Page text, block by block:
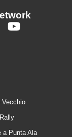
Vecchio
a Punta Ala